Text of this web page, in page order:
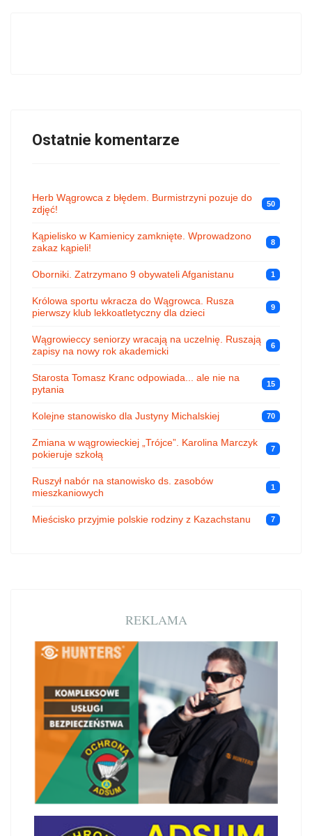
Ostatnie komentarze
Herb Wągrowca z błędem. Burmistrzyni pozuje do
zdjęć!
50
Kąpielisko w Kamienicy zamknięte. Wprowadzono
zakaz kąpieli!
8
Oborniki. Zatrzymano 9 obywateli Afganistanu 1
Królowa sportu wkracza do Wągrowca. Rusza
pierwszy klub lekkoatletyczny dla dzieci
9
Wągrowieccy seniorzy wracają na uczelnię. Ruszają
zapisy na nowy rok akademicki
6
Starosta Tomasz Kranc odpowiada... ale nie na
pytania
15
Kolejne stanowisko dla Justyny Michalskiej 70
Zmiana w wągrowieckiej „Trójce”. Karolina Marczyk
pokieruje szkołą
7
Ruszył nabór na stanowisko ds. zasobów
mieszkaniowych
1
Mieścisko przyjmie polskie rodziny z Kazachstanu 7
REKLAMA